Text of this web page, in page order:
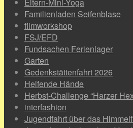
Familienladen Seifenblase
filmworkshop
FSJ/EFD
Fundsachen Ferienlager
Garten
Gedenkstättenfahrt 2026
Helfende Hände
Herbst-Challenge “Harzer
interfashion
Jugendfahrt über das